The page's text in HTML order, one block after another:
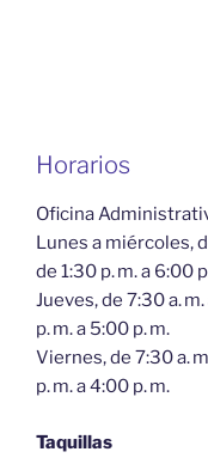
Horarios
Oficina
Lunes a miércoles,
de 1:30 p. m. a 6:00
Jueves, de 7:30 a.
p. m. a 5:00 p. m.
Viernes, de 7:30 a.
p. m. a 4:00 p. m.
Taquillas